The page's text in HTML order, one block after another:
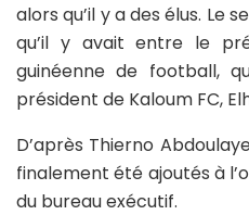
alors qu’il y a des élus. Le
qu’il y avait entre le
guinéenne de football,
président de Kaloum FC,
D’après Thierno
finalement été ajoutés à
du bureau exécutif.